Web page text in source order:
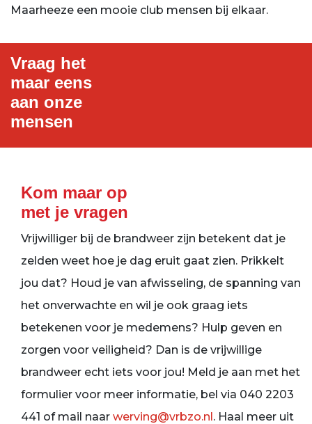
Maarheeze een mooie club mensen bij elkaar.
Vraag het
maar eens
aan onze
mensen
Kom maar op
met je vragen
Vrijwilliger bij de brandweer zijn betekent dat je
zelden weet hoe je dag eruit gaat zien. Prikkelt
jou dat? Houd je van afwisseling, de spanning van
het onverwachte en wil je ook graag iets
betekenen voor je medemens? Hulp geven en
zorgen voor veiligheid? Dan is de vrijwillige
brandweer echt iets voor jou! Meld je aan met het
formulier voor meer informatie, bel via 040 2203
441 of mail naar werving@vrbzo.nl. Haal meer uit